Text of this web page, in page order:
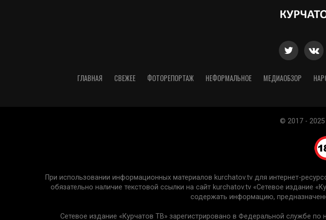
ГЛАВНАЯ СВЕЖЕЕ ФОТОРЕПОРТАЖ НЕФОРМАЛЬНОЕ МЕДИАОБЗОР
© 2017 -
При использовании информационных материалов kurchatov.tv для интернет-
обязательно наличие текстовой ссылки на сайт kurchatov.tv «Сетевое
содержать информацию,
Сетевое издание «Курчатов ТВ» зарегистрировано в Федеральной службе